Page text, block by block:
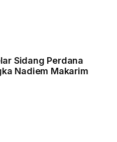
Sidang Perdana
Nadiem Makarim